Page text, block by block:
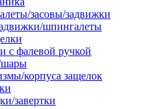
засовы/задвижки
шпингалеты
с фалевой ручкой
корпуса защелок
завертки